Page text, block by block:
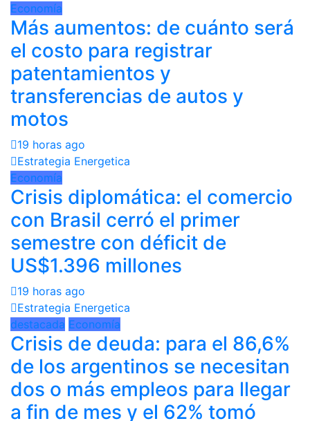
Economía
Más aumentos: de cuánto será
el costo para registrar
patentamientos y
transferencias de autos y
motos
19 horas ago
Estrategia Energetica
Economía
Crisis diplomática: el comercio
con Brasil cerró el primer
semestre con déficit de
US$1.396 millones
19 horas ago
Estrategia Energetica
destacada Economía
Crisis de deuda: para el 86,6%
de los argentinos se necesitan
dos o más empleos para llegar
a fin de mes y el 62% tomó